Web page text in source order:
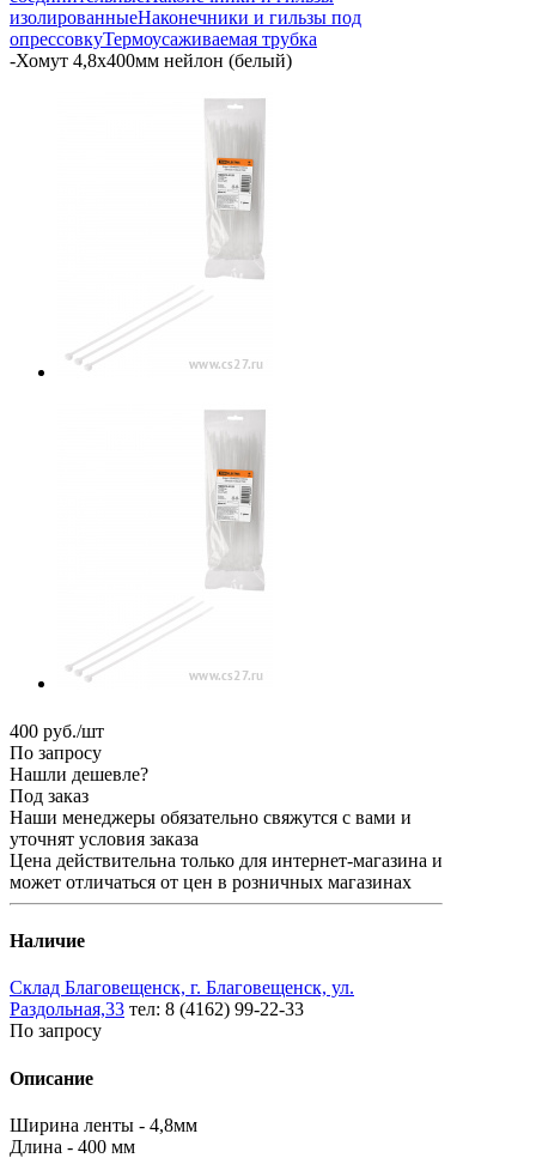
изолированныеНаконечники и гильзы под
опрессовкуТермоусаживаемая трубка
-Хомут 4,8х400мм нейлон (белый)
400 руб./шт
По запросу
Нашли дешевле?
Под заказ
Наши менеджеры обязательно свяжутся с вами и
уточнят условия заказа
Цена действительна только для интернет-магазина и
может отличаться от цен в розничных магазинах
Наличие
Склад Благовещенск, г. Благовещенск, ул.
Раздольная,33 тел: 8 (4162) 99-22-33
По запросу
Описание
Ширина ленты - 4,8мм
Длина - 400 мм